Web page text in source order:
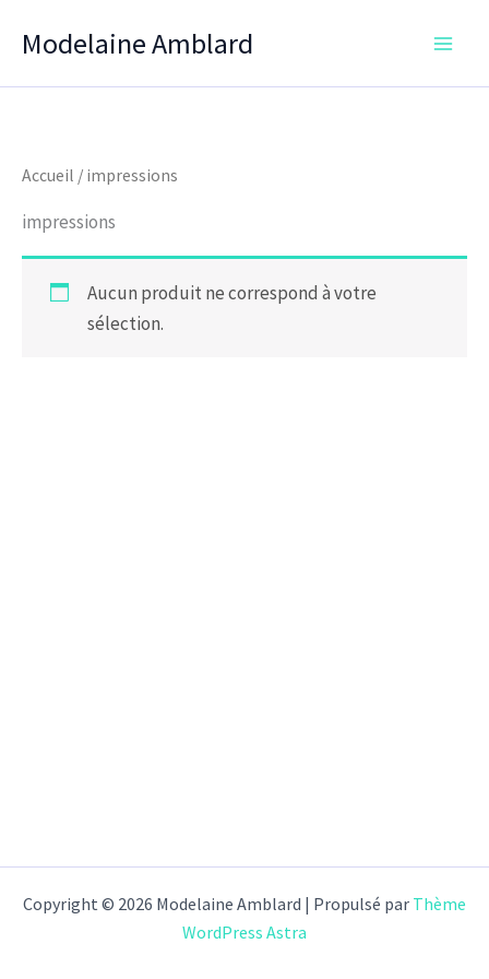
Modelaine Amblard
Accueil / impressions
impressions
Aucun produit ne correspond à votre
sélection.
Copyright © 2026 Modelaine Amblard | Propulsé par Thème
WordPress Astra